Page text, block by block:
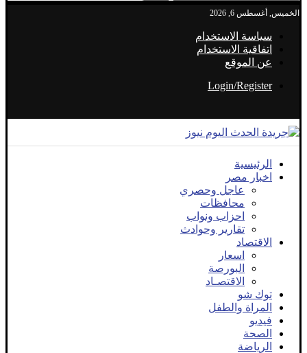
الخميس, أغسطس 6, 2026
سياسة الاستخدام
اتفاقية الاستخدام
عن الموقع
Login/Register
الرئيسية
اخبار مصر
عاجل وحصري
محافظات
احزاب ونواب
تقارير وحوادث
الاقتصاد
اسعار
البورصة
الاقتصـاد
توك شو
المراة والطفل
فيديو
الصحة
الرياضة